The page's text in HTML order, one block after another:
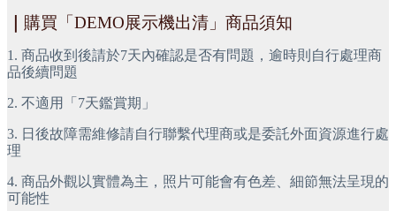
購買「DEMO展示機出清」商品須知
1. 商品收到後請於7天內確認是否有問題，逾時則自行處理商
品後續問題
2. 不適用「7天鑑賞期」
3. 日後故障需維修請自行聯繫代理商或是委託外面資源進行處
理
4. 商品外觀以實體為主，照片可能會有色差、細節無法呈現的
可能性